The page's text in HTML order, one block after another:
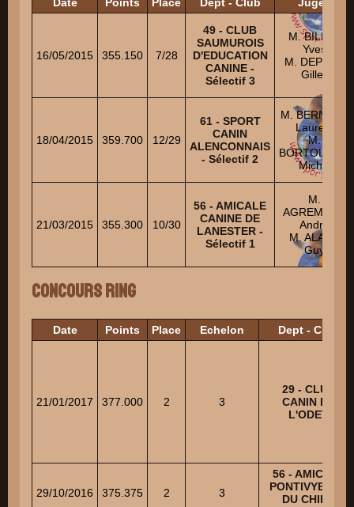
16/05/2015 355.150 7/28
49 - CLUB
SAUMUROIS
D'EDUCATION
CANINE -
Sélectif 3
M. BILLAT
Yves
M. DEPREZ
Gilles
18/04/2015 359.700 12/29
61 - SPORT
CANIN
ALENCONNAIS
- Sélectif 2
M. BERNARD
Laurent
M.
BORTOLUZZI
Michel
21/03/2015 355.300 10/30
56 - AMICALE
CANINE DE
LANESTER -
Sélectif 1
M.
AGREMONT
André
M. ALART
Guy
Concours Ring
Date Points Place Echelon Dept - Club
21/01/2017 377.000 2 3
29 - CLUB
CANIN DE
L'ODET
29/10/2016 375.375 2 3
56 - AMICALE
PONTIVYENNE
DU CHIEN